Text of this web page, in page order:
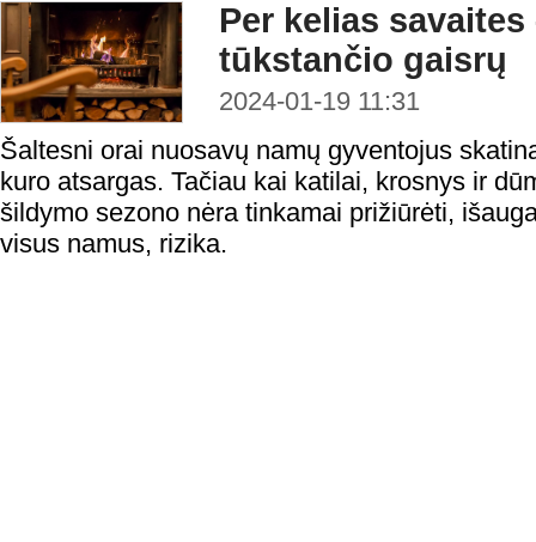
Per kelias
tūkstančio gaisrų
2024-01-19 11:31
Šaltesni orai nuosavų namų gyventojus
kuro atsargas. Tačiau kai katilai, krosnys ir
šildymo sezono nėra tinkamai prižiūrėti,
visus namus, rizika.